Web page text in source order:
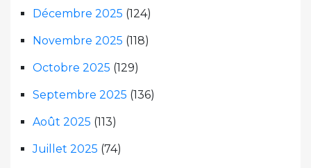
Décembre 2025 (124)
Novembre 2025 (118)
Octobre 2025 (129)
Septembre 2025 (136)
Août 2025 (113)
Juillet 2025 (74)